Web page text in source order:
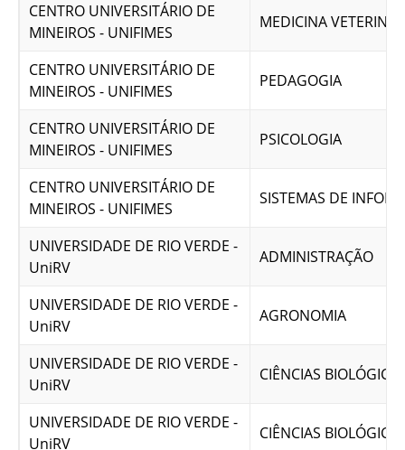
CENTRO UNIVERSITÁRIO DE
MINEIROS - UNIFIMES
MEDICINA
CENTRO UNIVERSITÁRIO DE
MINEIROS - UNIFIMES
PEDAGOGIA
CENTRO UNIVERSITÁRIO DE
MINEIROS - UNIFIMES
PSICOLOGIA
CENTRO UNIVERSITÁRIO DE
MINEIROS - UNIFIMES
SISTEMAS DE
UNIVERSIDADE DE RIO VERDE -
UniRV
ADMINISTRAÇÃO
UNIVERSIDADE DE RIO VERDE -
UniRV
AGRONOMIA
UNIVERSIDADE DE RIO VERDE -
UniRV
CIÊNCIAS
UNIVERSIDADE DE RIO VERDE -
UniRV
CIÊNCIAS